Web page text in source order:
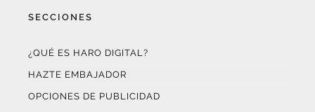
SECCIONES
¿QUÉ ES HARO DIGITAL?
HAZTE EMBAJADOR
OPCIONES DE PUBLICIDAD